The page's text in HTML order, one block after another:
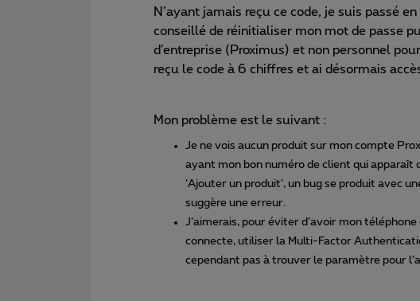
N’ayant jamais reçu ce code, je suis passé
conseillé de réinitialiser mon mot de passe
d’entreprise (Proximus) et non personnel
reçu le code à 6 chiffres et ai désormais
Mon problème est le suivant :
Je ne vois aucun produit sur mon compte
ayant mon bon numéro de client qui apparaît
‘Ajouter un produit’, un bug se produit avec
suggère une erreur.
J’aimerais, pour éviter d’avoir mon
connecte, utiliser la Multi-Factor
cependant pas à trouver le paramètre pour